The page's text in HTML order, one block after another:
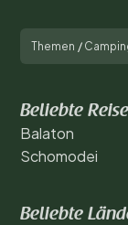
Themen /
Beliebte
Balaton
Schomodei
Beliebte